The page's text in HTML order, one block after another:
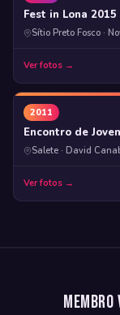
Fest in Lona 2015
Sítio Preto Fosco ·
Ver fotos →
2011
Encontro de
Salete · David
Ver fotos →